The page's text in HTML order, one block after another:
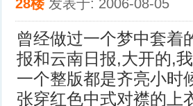
28楼 发表于: 2006-08-05
曾经做过一个梦中套着
报和云南日报,大开的,
一个整版都是齐亮小时
张穿红色中式对襟的上